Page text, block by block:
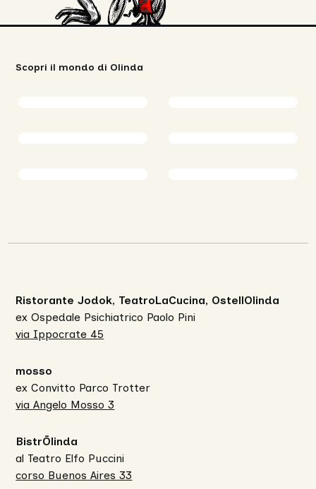
Scopri il mondo di Olinda
Ristorante Jodok, TeatroLaCucina, OstellOlinda
ex Ospedale Psichiatrico Paolo Pini
via Ippocrate 45
mosso
ex Convitto Parco Trotter
via Angelo Mosso 3
BistrŌlinda
al Teatro Elfo Puccini
corso Buenos Aires 33